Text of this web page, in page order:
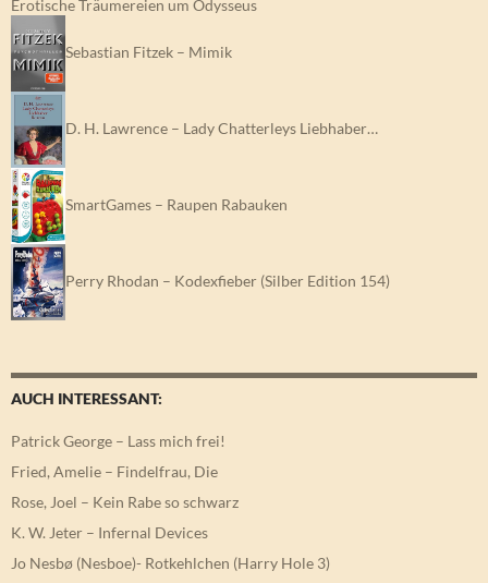
Erotische Träumereien um Odysseus
Sebastian Fitzek – Mimik
D. H. Lawrence – Lady Chatterleys Liebhaber…
SmartGames – Raupen Rabauken
Perry Rhodan – Kodexfieber (Silber Edition 154)
AUCH INTERESSANT:
Patrick George – Lass mich frei!
Fried, Amelie – Findelfrau, Die
Rose, Joel – Kein Rabe so schwarz
K. W. Jeter – Infernal Devices
Jo Nesbø (Nesboe)- Rotkehlchen (Harry Hole 3)